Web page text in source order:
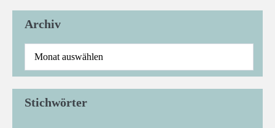
Archiv
Stichwörter